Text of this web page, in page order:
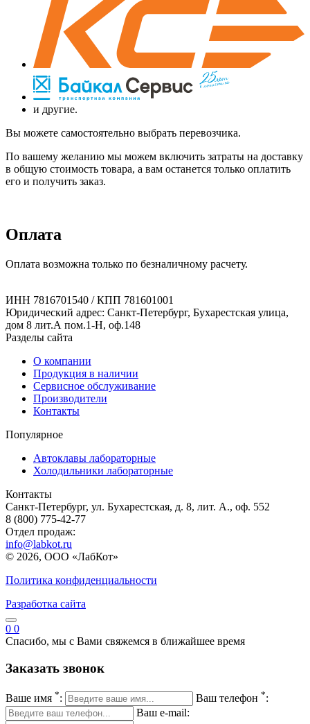
и другие.
Вы можете самостоятельно выбрать перевозчика.
По вашему желанию мы можем включить затраты на доставку
в общую стоимость товара, а вам останется только оплатить
его и получить заказ.
Оплата
Оплата возможна только по безналичному расчету.
ИНН 7816701540 / КПП 781601001
Юридический адрес: Санкт-Петербург, Бухарестская улица,
дом 8 лит.А пом.1-Н, оф.148
Разделы сайта
О компании
Продукция в наличии
Сервисное обслуживание
Производители
Контакты
Популярное
Автоклавы лабораторные
Холодильники лабораторные
Контакты
Санкт-Петербург, ул. Бухарестская, д. 8, лит. А., оф. 552
8 (800) 775-42-77
Отдел продаж:
info@labkot.ru
© 2026, ООО «ЛабКот»
Политика конфиденциальности
Разработка сайта
0 0
Спасибо, мы с Вами свяжемся в ближайшее время
Заказать звонок
Ваше имя *: Ваш телефон *:
Ваш e-mail: